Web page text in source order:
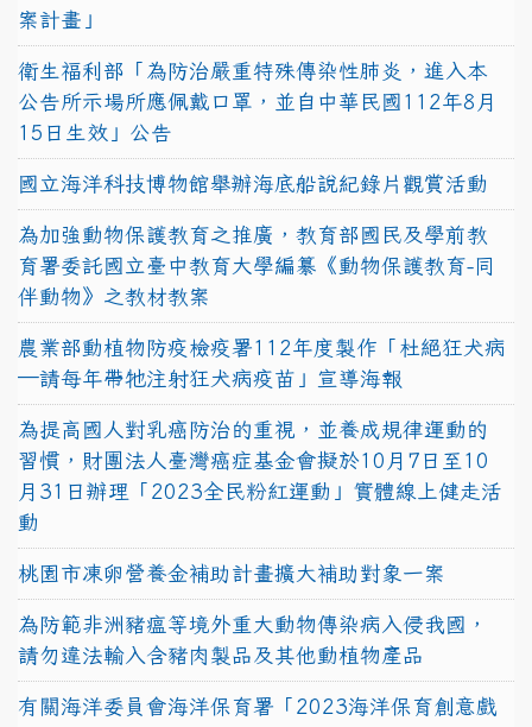
案計畫」
衛生福利部「為防治嚴重特殊傳染性肺炎，進入本
公告所示場所應佩戴口罩，並自中華民國112年8月
15日生效」公告
國立海洋科技博物館舉辦海底船說紀錄片觀賞活動
為加強動物保護教育之推廣，教育部國民及學前教
育署委託國立臺中教育大學編纂《動物保護教育-同
伴動物》之教材教案
農業部動植物防疫檢疫署112年度製作「杜絕狂犬病
—請每年帶牠注射狂犬病疫苗」宣導海報
為提高國人對乳癌防治的重視，並養成規律運動的
習慣，財團法人臺灣癌症基金會擬於10月7日至10
月31日辦理「2023全民粉紅運動」實體線上健走活
動
桃園市凍卵營養金補助計畫擴大補助對象一案
為防範非洲豬瘟等境外重大動物傳染病入侵我國，
請勿違法輸入含豬肉製品及其他動植物產品
有關海洋委員會海洋保育署「2023海洋保育創意戲